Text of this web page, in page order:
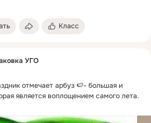
Класс
УГО
отмечает арбуз 🍉- большая и
является воплощением самого лета.